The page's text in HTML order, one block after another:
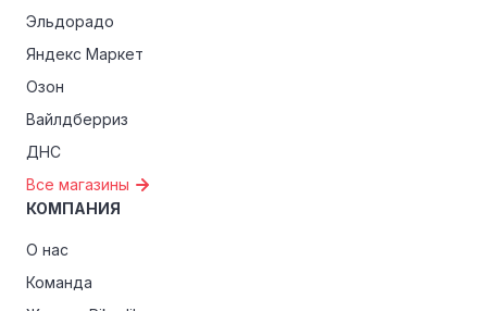
Эльдорадо
Яндекс Маркет
Озон
Вайлдберриз
ДНС
Все магазины
КОМПАНИЯ
О нас
Команда